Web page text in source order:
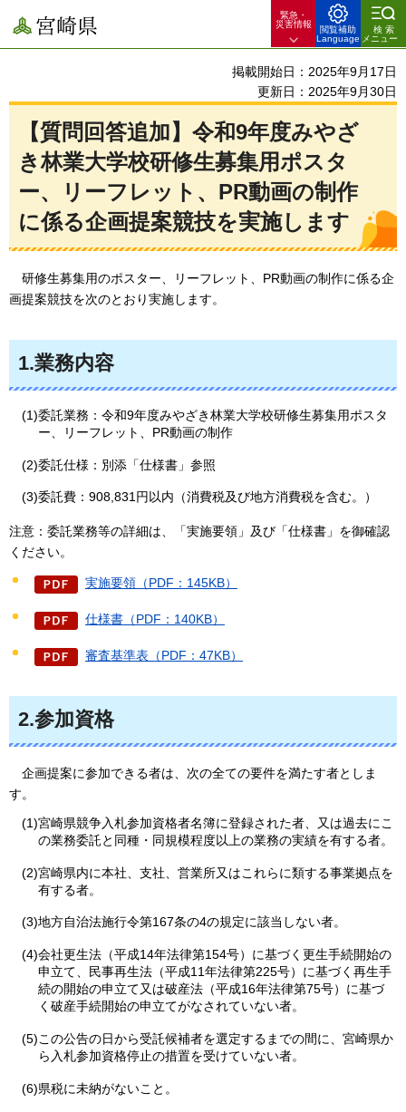
宮崎県
緊急・
災害情報
閲覧補助
Language
検索
メニュー
掲載開始日：2025年9月17日
更新日：2025年9月30日
【質問回答追加】令和9年度みやざ
き林業大学校研修生募集用ポスタ
ー、リーフレット、PR動画の制作
に係る企画提案競技を実施します
研修生募集用のポスター、リーフレット、PR動画の制作に係る企
画提案競技を次のとおり実施します。
1.業務内容
(1)委託業務：令和9年度みやざき林業大学校研修生募集用ポスタ
ー、リーフレット、PR動画の制作
(2)委託仕様：別添「仕様書」参照
(3)委託費：908,831円以内（消費税及び地方消費税を含む。）
注意：委託業務等の詳細は、「実施要領」及び「仕様書」を御確認
ください。
実施要領（PDF：145KB）
仕様書（PDF：140KB）
審査基準表（PDF：47KB）
2.参加資格
企画提案に参加できる者は、次の全ての要件を満たす者としま
す。
(1)宮崎県競争入札参加資格者名簿に登録された者、又は過去にこ
の業務委託と同種・同規模程度以上の業務の実績を有する者。
(2)宮崎県内に本社、支社、営業所又はこれらに類する事業拠点を
有する者。
(3)地方自治法施行令第167条の4の規定に該当しない者。
(4)会社更生法（平成14年法律第154号）に基づく更生手続開始の
申立て、民事再生法（平成11年法律第225号）に基づく再生手
続の開始の申立て又は破産法（平成16年法律第75号）に基づ
く破産手続開始の申立てがなされていない者。
(5)この公告の日から受託候補者を選定するまでの間に、宮崎県か
ら入札参加資格停止の措置を受けていない者。
(6)県税に未納がないこと。